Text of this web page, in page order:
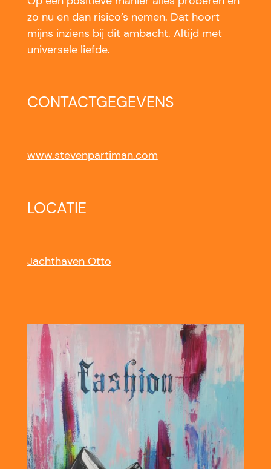
zo nu en dan risico’s nemen. Dat hoort
mijns inziens bij dit ambacht. Altijd met
universele liefde.
CONTACTGEGEVENS
www.stevenpartiman.com
LOCATIE
Jachthaven Otto